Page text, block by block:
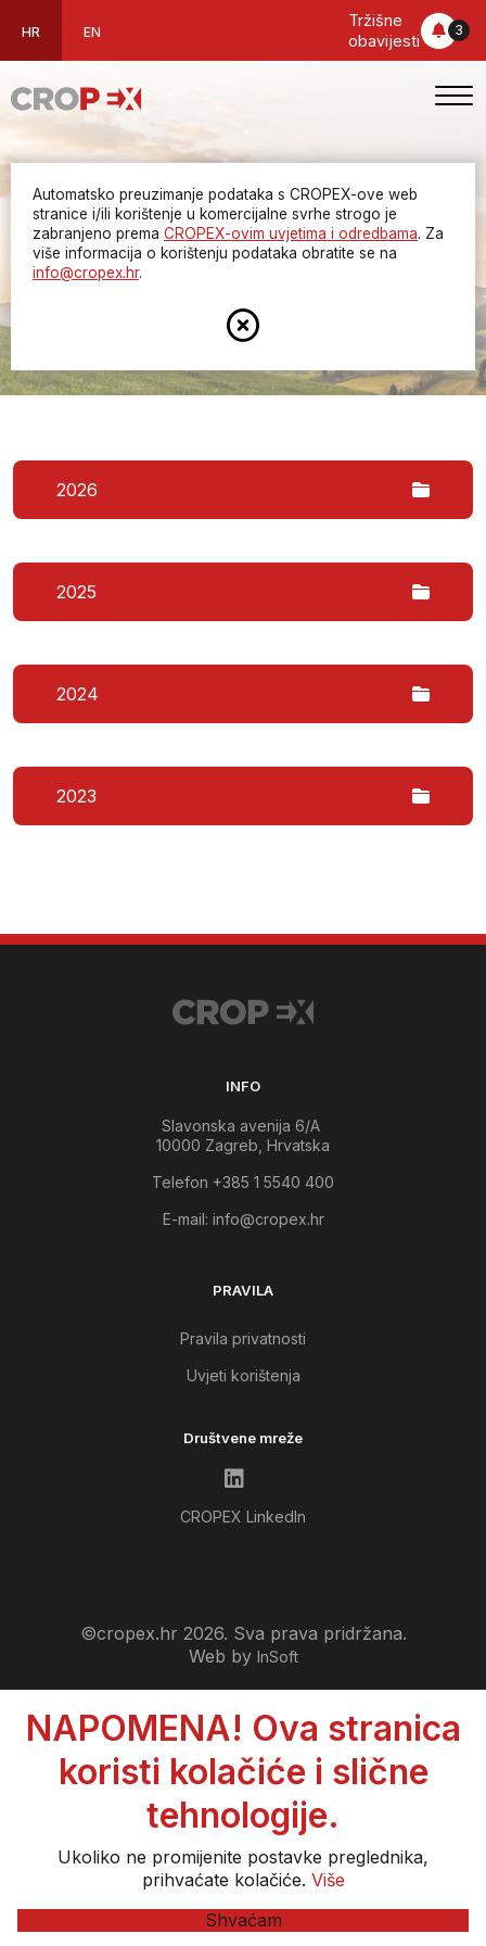
3
Tržišne
obavijesti
HR EN
Godišnja i mjesečna
izvješća
2026
2025
2024
2023
INFO
Slavonska avenija 6/A
10000 Zagreb, Hrvatska
Telefon +385 1 5540 400
E-mail: info@cropex.hr
PRAVILA
Pravila privatnosti
Uvjeti korištenja
Društvene mreže
CROPEX LinkedIn
©cropex.hr 2026. Sva prava pridržana.
Web by InSoft
NAPOMENA! Ova stranica
koristi kolačiće i slične
tehnologije.
Ukoliko ne promijenite postavke preglednika,
prihvaćate kolačiće. Više
Shvaćam
Automatsko preuzimanje podataka s CROPEX-ove web
stranice i/ili korištenje u komercijalne svrhe strogo je
zabranjeno prema CROPEX-ovim uvjetima i odredbama. Za
više informacija o korištenju podataka obratite se na
info@cropex.hr.